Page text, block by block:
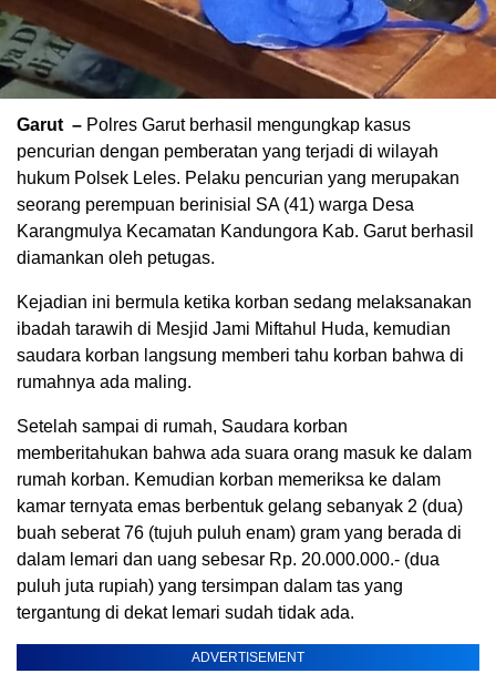
Garut – Polres Garut berhasil mengungkap kasus
pencurian dengan pemberatan yang terjadi di wilayah
hukum Polsek Leles. Pelaku pencurian yang merupakan
seorang perempuan berinisial SA (41) warga Desa
Karangmulya Kecamatan Kandungora Kab. Garut berhasil
diamankan oleh petugas.
Kejadian ini bermula ketika korban sedang melaksanakan
ibadah tarawih di Mesjid Jami Miftahul Huda, kemudian
saudara korban langsung memberi tahu korban bahwa di
rumahnya ada maling.
Setelah sampai di rumah, Saudara korban
memberitahukan bahwa ada suara orang masuk ke dalam
rumah korban. Kemudian korban memeriksa ke dalam
kamar ternyata emas berbentuk gelang sebanyak 2 (dua)
buah seberat 76 (tujuh puluh enam) gram yang berada di
dalam lemari dan uang sebesar Rp. 20.000.000.- (dua
puluh juta rupiah) yang tersimpan dalam tas yang
tergantung di dekat lemari sudah tidak ada.
ADVERTISEMENT